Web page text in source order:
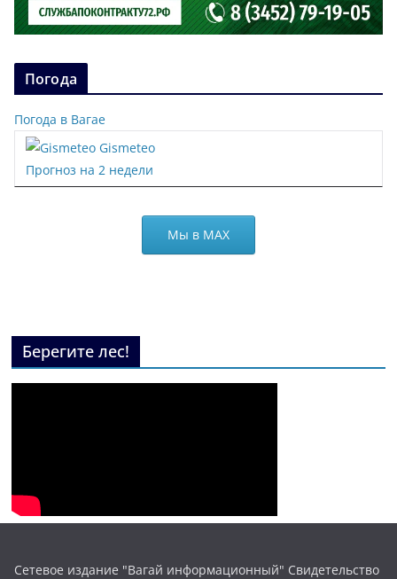
Погода
Погода в Вагае
Gismeteo
Прогноз на 2 недели
Мы в МАХ
Берегите лес!
Сетевое издание "Вагай информационный" Свидетельство